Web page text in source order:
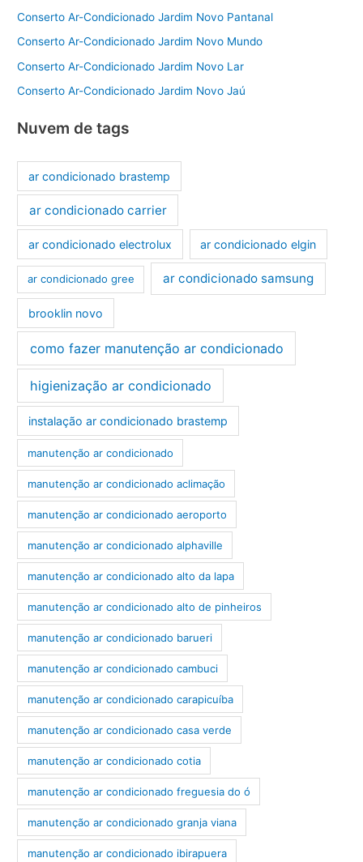
Conserto Ar-Condicionado Jardim Novo Pantanal
Conserto Ar-Condicionado Jardim Novo Mundo
Conserto Ar-Condicionado Jardim Novo Lar
Conserto Ar-Condicionado Jardim Novo Jaú
Nuvem de tags
ar condicionado brastemp
ar condicionado carrier
ar condicionado electrolux ar condicionado elgin
ar condicionado gree ar condicionado samsung
brooklin novo
como fazer manutenção ar condicionado
higienização ar condicionado
instalação ar condicionado brastemp
manutenção ar condicionado
manutenção ar condicionado aclimação
manutenção ar condicionado aeroporto
manutenção ar condicionado alphaville
manutenção ar condicionado alto da lapa
manutenção ar condicionado alto de pinheiros
manutenção ar condicionado barueri
manutenção ar condicionado cambuci
manutenção ar condicionado carapicuíba
manutenção ar condicionado casa verde
manutenção ar condicionado cotia
manutenção ar condicionado freguesia do ó
manutenção ar condicionado granja viana
manutenção ar condicionado ibirapuera